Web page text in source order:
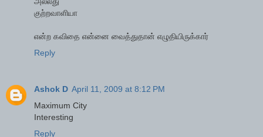
குற்றவாளியா
என்ற கவிதை என்னை வைத்துதான் எழுதியிருக்கார்
Reply
Ashok D April 11, 2009 at 8:12 PM
Maximum City
Interesting
Reply